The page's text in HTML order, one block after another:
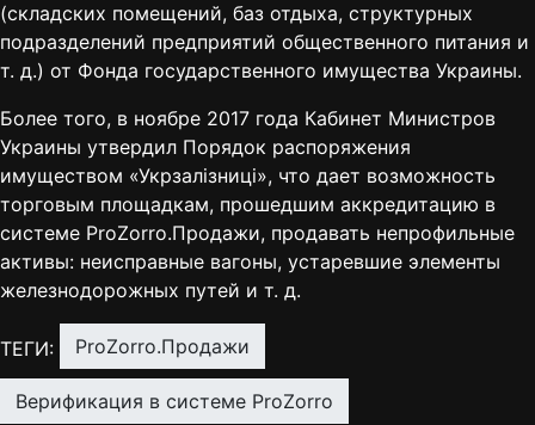
(складских помещений, баз отдыха, структурных
подразделений предприятий общественного питания и
т. д.) от Фонда государственного имущества Украины.
Более того, в ноябре 2017 года Кабинет Министров
Украины утвердил Порядок распоряжения
имуществом «Укрзалізниці», что дает возможность
торговым площадкам, прошедшим аккредитацию в
системе ProZorro.Продажи, продавать непрофильные
активы: неисправные вагоны, устаревшие элементы
железнодорожных путей и т. д.
ТЕГИ: ProZorro.Продажи
верификация в системе ProZorro